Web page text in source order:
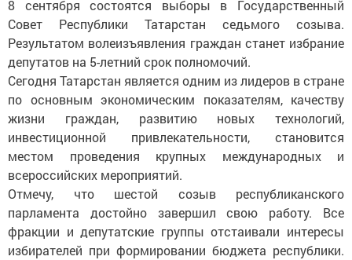
8 сентября состоятся выборы в Государственный
Совет Республики Татарстан седьмого созыва.
Результатом волеизъявления граждан станет избрание
депутатов на 5-летний срок полномочий.
Сегодня Татарстан является одним из лидеров в стране
по основным экономическим показателям, качеству
жизни граждан, развитию новых технологий,
инвестиционной привлекательности, становится
местом проведения крупных международных и
всероссийских мероприятий.
Отмечу, что шестой созыв республиканского
парламента достойно завершил свою работу. Все
фракции и депутатские группы отстаивали интересы
избирателей при формировании бюджета республики.